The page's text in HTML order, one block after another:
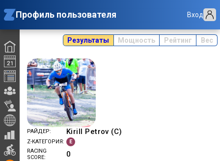
Профиль пользователя Вход
Результаты Мощность Рейтинг Вес
РАЙДЕР Kirill Petrov (C)
Z-КАТЕГОРИЯ
E
RACING
SCORE
0